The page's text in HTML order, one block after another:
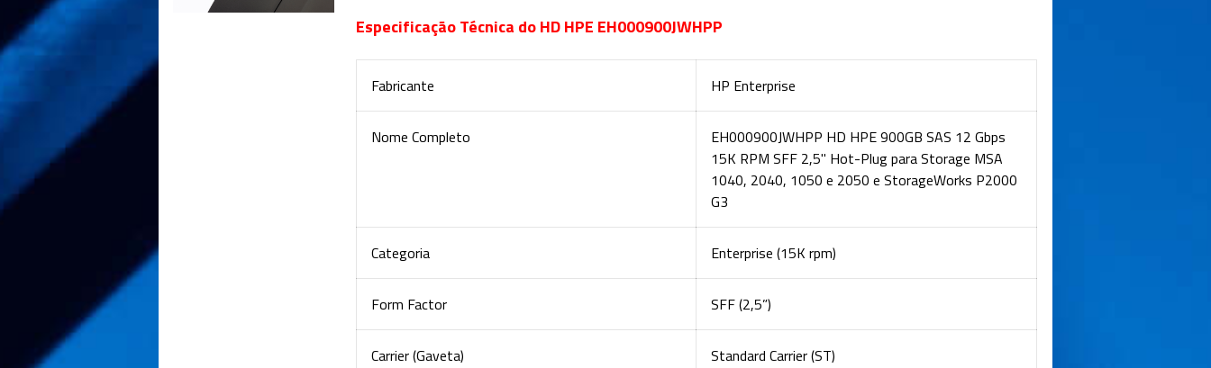
Especificação Técnica do HD HPE EH000900JWHPP
Fabricante HP Enterprise
Nome Completo
EH000900JWHPP HD HPE 900GB SAS 12 Gbps
15K RPM SFF 2,5" Hot-Plug para Storage MSA
1040, 2040, 1050 e 2050 e StorageWorks P2000
G3
Categoria Enterprise (15K rpm)
Form Factor SFF (2,5”)
Carrier (Gaveta) Standard Carrier (ST)